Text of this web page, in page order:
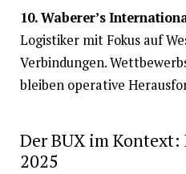
10. Waberer’s
Logistiker mit Fokus auf
Verbindungen.
bleiben operative
Der BUX im
2025